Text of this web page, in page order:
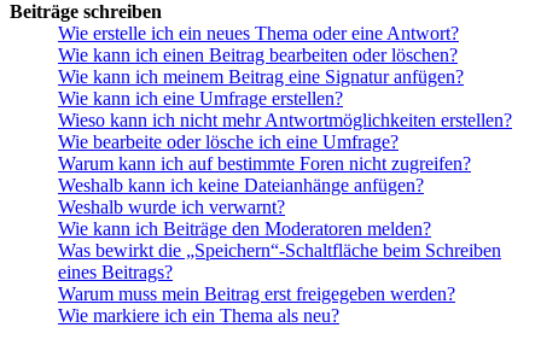
Beiträge schreiben
Wie erstelle ich ein neues Thema oder eine Antwort?
Wie kann ich einen Beitrag bearbeiten oder löschen?
Wie kann ich meinem Beitrag eine Signatur anfügen?
Wie kann ich eine Umfrage erstellen?
Wieso kann ich nicht mehr Antwortmöglichkeiten erstellen?
Wie bearbeite oder lösche ich eine Umfrage?
Warum kann ich auf bestimmte Foren nicht zugreifen?
Weshalb kann ich keine Dateianhänge anfügen?
Weshalb wurde ich verwarnt?
Wie kann ich Beiträge den Moderatoren melden?
Was bewirkt die „Speichern“-Schaltfläche beim Schreiben
eines Beitrags?
Warum muss mein Beitrag erst freigegeben werden?
Wie markiere ich ein Thema als neu?